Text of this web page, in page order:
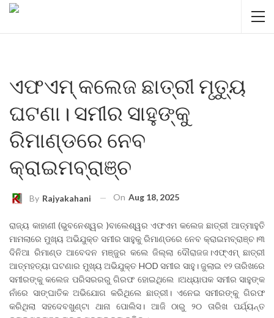
ଏଫଏମ୍ କଲେଜ ଛାତ୍ରୀ ମୃତ୍ୟୁ
ଘଟଣା। ସମୀର ସାହୁଙ୍କୁ
ରିମାଣ୍ଡରେ ନେବ
କ୍ରାଇମବ୍ରାଞ୍ଚ
By Rajyakahani On Aug 18, 2025
ରାଜ୍ୟ କାହାଣୀ (ଭୁବନେଶ୍ୱର )ବାଲେଶ୍ୱର ଏଫଏମ କଲେଜ ଛାତ୍ରୀ ଆତ୍ମାହୁତି
ମାମଲାରେ ମୁଖ୍ୟ ଅଭିଯୁକ୍ତ ସମୀର ସାହୁକୁ ରିମାଣ୍ଡରେ ନେବ କ୍ରାଇମବ୍ରାଞ୍ଚ।୩
ଦିନିଆ ରିମାଣ୍ଡ ଆବେଦନ ମଞ୍ଜୁର କଲେ ଜିଲ୍ଲା ଦୌରାଜଜ।ଏଫ୍‌ଏମ୍‌ ଛାତ୍ରୀ
ଆତ୍ମହତ୍ୟା ଘଟଣାର ମୁଖ୍ୟ ଅଭିଯୁକ୍ତ HOD ସମୀର ସାହୁ। ଜୁଲାଇ ୧୨ ତାରିଖରେ
ସମୀରଙ୍କୁ କଲେଜ ପରିସରରରୁ ଗିରଫ ହୋଇଥିଲେ ।ଅଧ୍ୟାପକ ସମୀର ସାହୁଙ୍କ
ନାଁରେ ସାଙ୍ଘାତିକ ଅଭିଯୋଗ କରିଥିଲେ ଛାତ୍ରୀ। ଏନେଇ ସମୀରଙ୍କୁ ଗିରଫ
କରିଥିଲା ସହଦେବଖୁଣ୍ଟା ଥାନା ପୋଲିସ। ଆଜି ଠାରୁ ୨୦ ତାରିଖ ପର୍ଯ୍ୟନ୍ତ